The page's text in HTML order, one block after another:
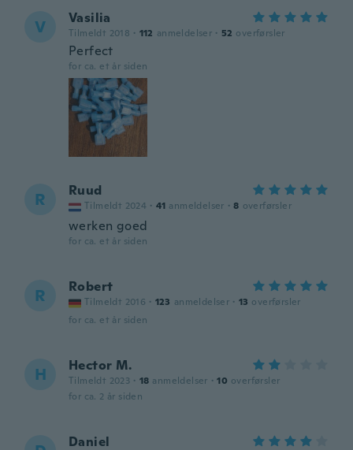
V Vasilia
Tilmeldt 2018 · 112 anmeldelser · 52 overførsler
Perfect
for ca. et år siden
R Ruud
Tilmeldt 2024 · 41 anmeldelser · 8 overførsler
werken goed
for ca. et år siden
R Robert
Tilmeldt 2016 · 123 anmeldelser · 13 overførsler
for ca. et år siden
H Hector M.
Tilmeldt 2023 · 18 anmeldelser · 10 overførsler
for ca. 2 år siden
Daniel